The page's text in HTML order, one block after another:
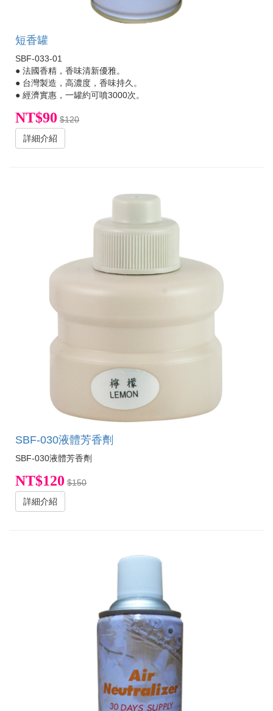
短香罐
SBF-033-01
● 法國香精，香味清新優雅。
● 台灣製造，高濃度，香味持久。
● 經濟實惠，一罐約可噴3000次。
NT$90 $120
詳細介紹
SBF-030液體芳香劑
SBF-030液體芳香劑
NT$120 $150
詳細介紹